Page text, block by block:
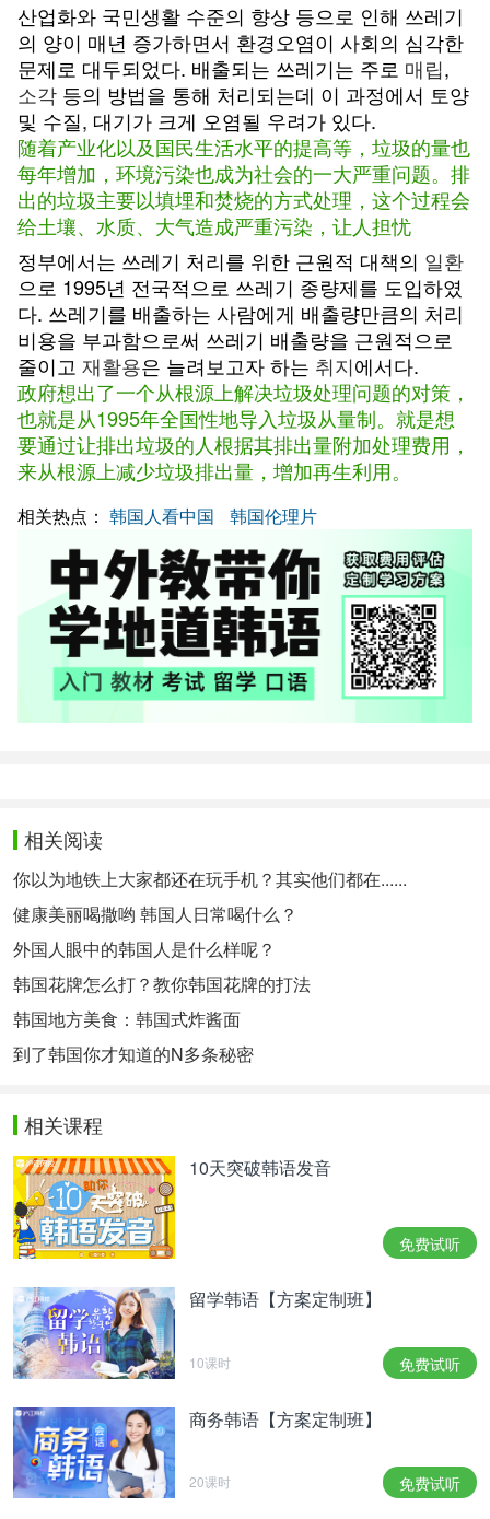
산업화와 국민생활 수준의 향상 등으로 인해 쓰레기
의 양이 매년 증가하면서 환경오염이 사회의 심각한
문제로 대두되었다. 배출되는 쓰레기는 주로 매립,
소각 등의 방법을 통해 처리되는데 이 과정에서 토양
및 수질, 대기가 크게 오염될 우려가 있다.
随着产业化以及国民生活水平的提高等，垃圾的量也
每年增加，环境污染也成为社会的一大严重问题。排
出的垃圾主要以填埋和焚烧的方式处理，这个过程会
给土壤、水质、大气造成严重污染，让人担忧
정부에서는 쓰레기 처리를 위한 근원적 대책의 일환
으로 1995년 전국적으로 쓰레기 종량제를 도입하였
다. 쓰레기를 배출하는 사람에게 배출량만큼의 처리
비용을 부과함으로써 쓰레기 배출량을 근원적으로
줄이고 재활용은 늘려보고자 하는 취지에서다.
政府想出了一个从根源上解决垃圾处理问题的对策，
也就是从1995年全国性地导入垃圾从量制。就是想
要通过让排出垃圾的人根据其排出量附加处理费用，
来从根源上减少垃圾排出量，增加再生利用。
相关热点： 韩国人看中国 韩国伦理片
相关阅读
你以为地铁上大家都还在玩手机？其实他们都在......
健康美丽喝撒哟 韩国人日常喝什么？
外国人眼中的韩国人是什么样呢？
韩国花牌怎么打？教你韩国花牌的打法
韩国地方美食：韩国式炸酱面
到了韩国你才知道的N多条秘密
相关课程
10天突破韩语发音
免费试听
留学韩语【方案定制班】
10课时 免费试听
商务韩语【方案定制班】
20课时 免费试听